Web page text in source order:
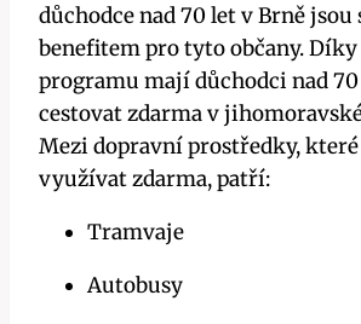
důchodce nad 70 let v Brně
benefitem pro tyto občany.
programu mají důchodci nad
cestovat zdarma v
Mezi dopravní prostředky,
využívat zdarma, patří:
Tramvaje
Autobusy